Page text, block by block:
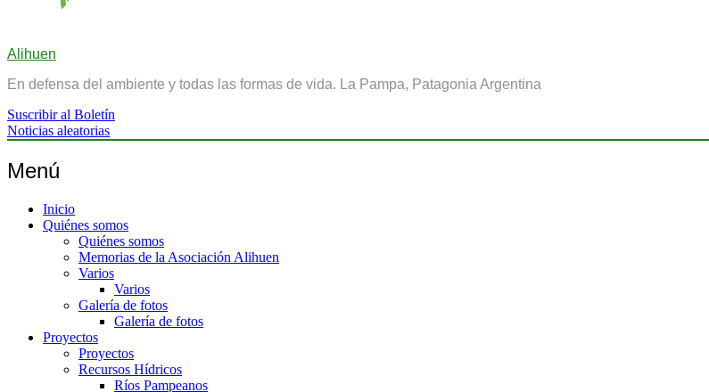
Alihuen
En defensa del ambiente y todas las formas de vida. La Pampa, Patagonia Argentina
Suscribir al Boletín
Noticias aleatorias
Menú
Inicio
Quiénes somos
Quiénes somos
Memorias de la Asociación Alihuen
Varios
Varios
Galería de fotos
Galería de fotos
Proyectos
Proyectos
Recursos Hídricos
Ríos Pampeanos